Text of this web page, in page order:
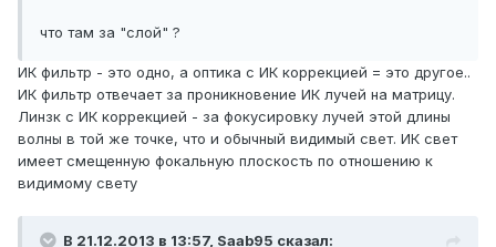
что там за "слой" ?
ИК фильтр - это одно, а оптика с ИК коррекцией = это другое..
ИК фильтр отвечает за проникновение ИК лучей на матрицу.
Линзк с ИК коррекцией - за фокусировку лучей этой длины
волны в той же точке, что и обычный видимый свет. ИК свет
имеет смещенную фокальную плоскость по отношению к
видимому свету
В 21.12.2013 в 13:57, Saab95 сказал: